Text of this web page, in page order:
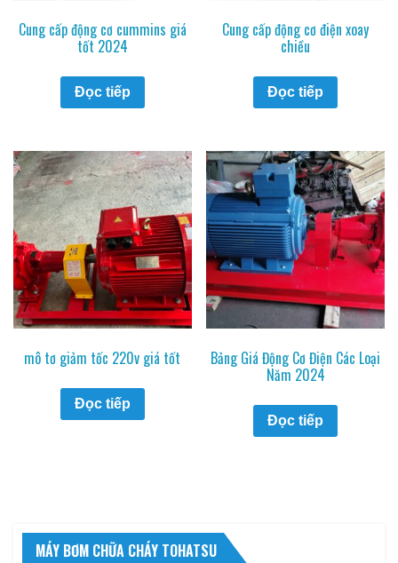
Cung cấp động cơ cummins giá
tốt 2024
Đọc tiếp
Cung cấp động cơ điện xoay
chiều
Đọc tiếp
mô tơ giảm tốc 220v giá tốt
Đọc tiếp
Bảng Giá Động Cơ Điện Các Loại
Năm 2024
Đọc tiếp
MÁY BƠM CHỮA CHÁY TOHATSU